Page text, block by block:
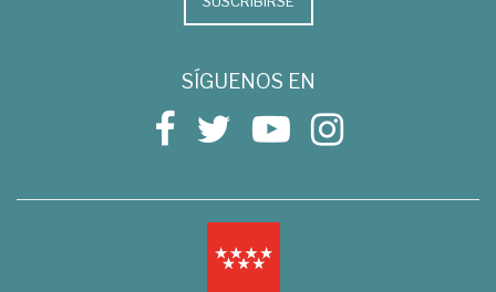
SÍGUENOS EN